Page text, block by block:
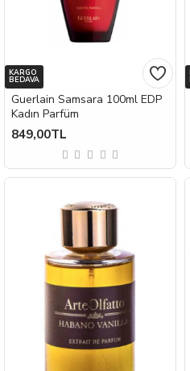
KARGO
BEDAVA
Guerlain Samsara 100ml EDP
Kadın Parfüm
849,00TL